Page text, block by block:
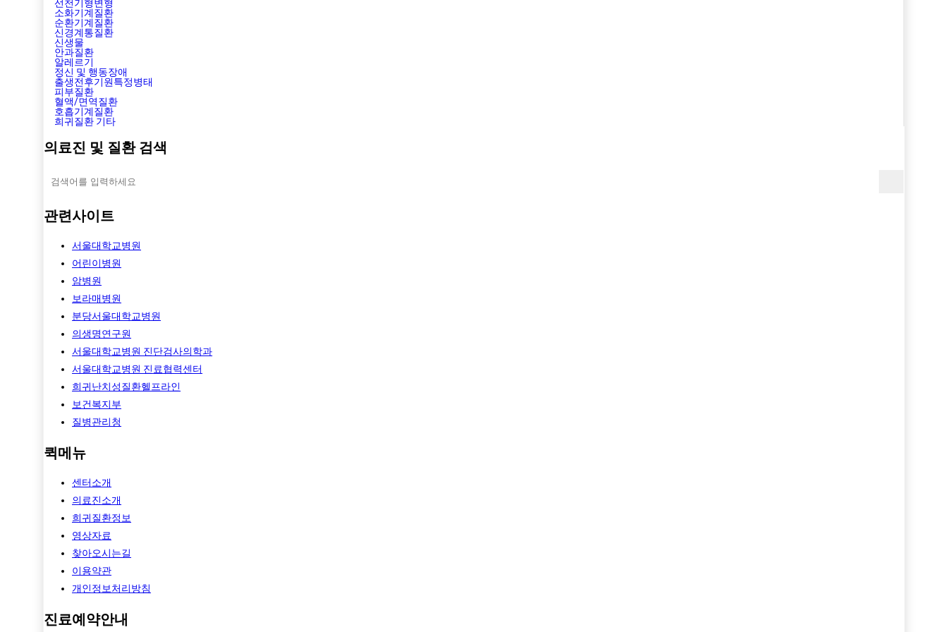
선천기형변형
소화기계질환
순환기계질환
신경계통질환
신생물
안과질환
알레르기
정신 및 행동장애
출생전후기원특정병태
피부질환
혈액/면역질환
호흡기계질환
희귀질환 기타
의료진 및 질환 검색
관련사이트
서울대학교병원
어린이병원
암병원
보라매병원
분당서울대학교병원
의생명연구원
서울대학교병원 진단검사의학과
서울대학교병원 진료협력센터
희귀난치성질환헬프라인
보건복지부
질병관리청
퀵메뉴
센터소개
의료진소개
희귀질환정보
영상자료
찾아오시는길
이용약관
개인정보처리방침
진료예약안내